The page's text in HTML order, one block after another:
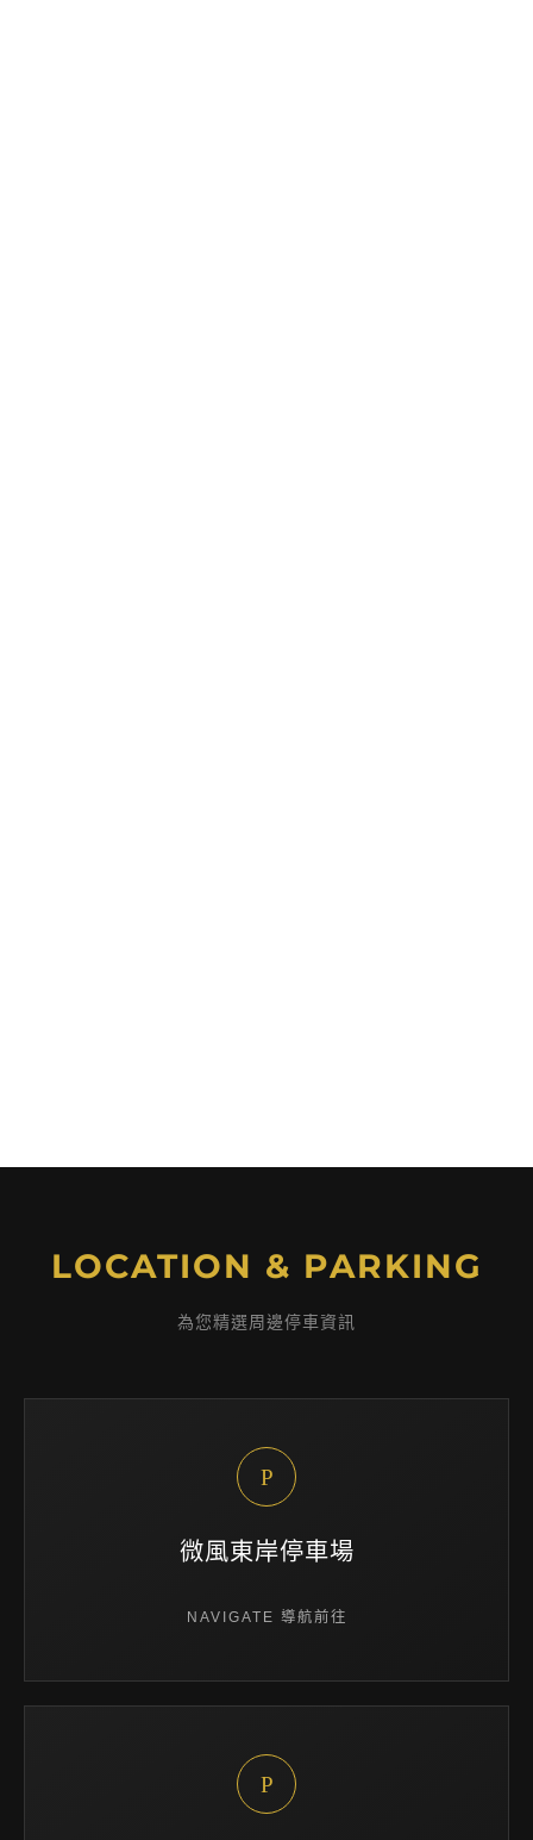
LOCATION & PARKING
為您精選周邊停車資訊
P
微風東岸停車場
NAVIGATE 導航前往
P